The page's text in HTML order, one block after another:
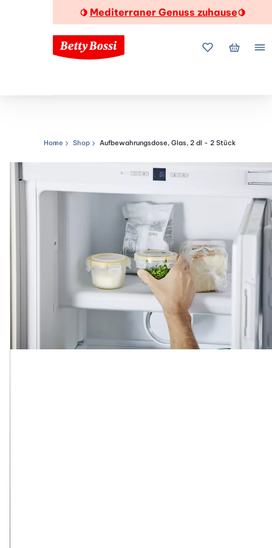
🍋 Mediterraner Genuss zuhause🍋
MeineMein
Navigationspfad
Home Shop Aufbewahrungsdose, Glas, 2 dl - 2 Stück